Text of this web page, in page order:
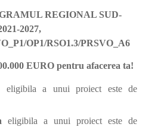
REGIONAL SUD-
2027,
OP1/RSO1.3/PRSVO_A6
EURO pentru afacerea ta!
eligibila a unui proiect este de
eligibila a unui proiect este de